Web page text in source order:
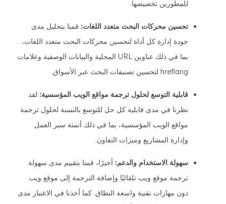
للمطورين تخصيصها.
تحسين محركات البحث متعدد اللغات: قمنا بتحليل مدى
جودة إدارة كل أداة لتحسين محركات البحث متعدد اللغات،
بما في ذلك عناوين URL المحلية والبيانات الوصفية وعلامات
hreflang لتحسين تصنيفات البحث عبر الأسواق.
قابلية التوسع لحلول ترجمة مواقع الويب المؤسسية: لقد
نظرنا في مدى قابلية كل حل للتوسع بالنسبة لحلول ترجمة
مواقع الويب المؤسسية، بما في ذلك أتمتة سير العمل
وإدارة المشاريع وميزات التعاون.
سهولة الاستخدام والدعم: أخيرًا، قمنا بتقييم مدى سهولة
ترجمة موقع ويب تلقائيًا وإضافة الترجمة إلى موقع ويب
دون مهارات تقنية واسعة النطاق. كما أخذنا في الاعتبار مدى